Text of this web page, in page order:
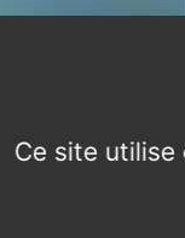
Ce site utilise